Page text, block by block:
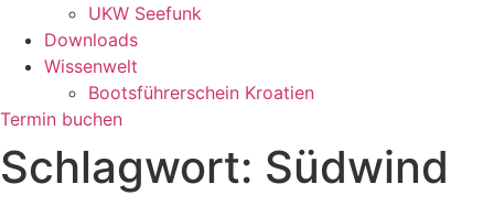
UKW Seefunk
Downloads
Wissenwelt
Bootsführerschein Kroatien
Termin buchen
Schlagwort: Südwind